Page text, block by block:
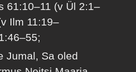
61:10–11 (v Ül 2:1–
Ilm 11:19–
Jumal, Sa oled